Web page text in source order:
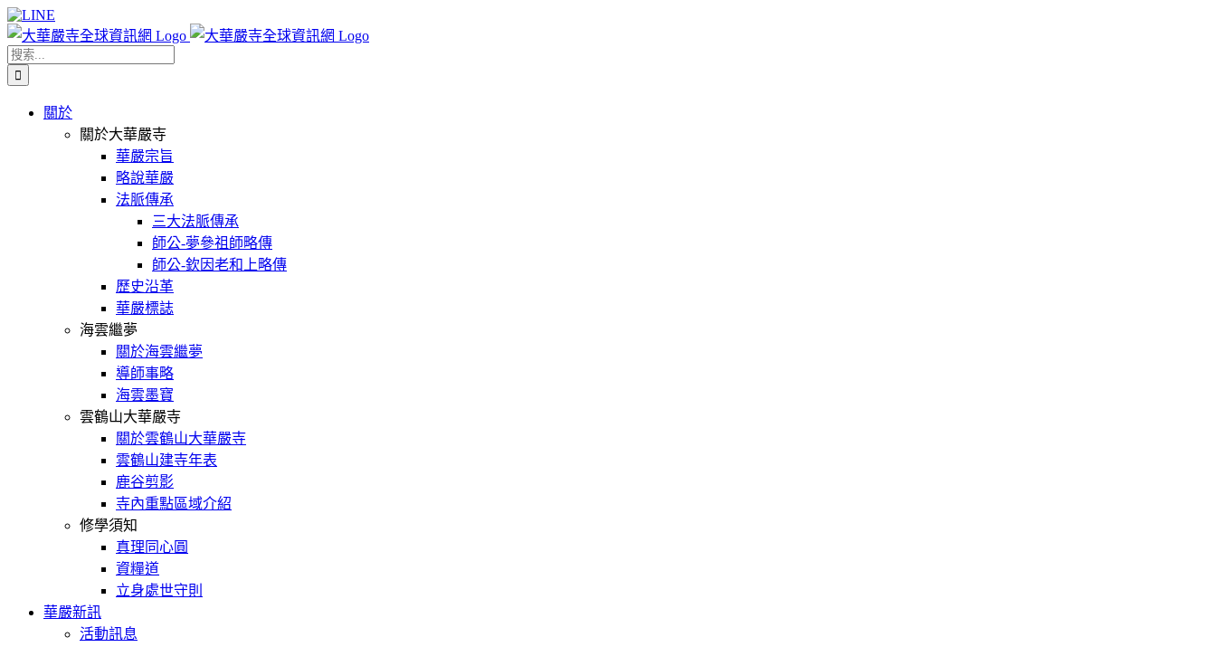
Skip
to
content
Facebook
X
WeChat
YouTube
LINE
搜
索
關於
關於大華嚴寺
華嚴宗旨
略說華嚴
法脈傳承
三大法脈傳承
師公-夢參祖師略傳
師公-欽因老和上略傳
歷史沿革
華嚴標誌
海雲繼夢
關於海雲繼夢
導師事略
海雲墨寶
雲鶴山大華嚴寺
關於雲鶴山大華嚴寺
雲鶴山建寺年表
鹿谷剪影
寺內重點區域介紹
修學須知
真理同心圓
資糧道
立身處世守則
華嚴新訊
活動訊息